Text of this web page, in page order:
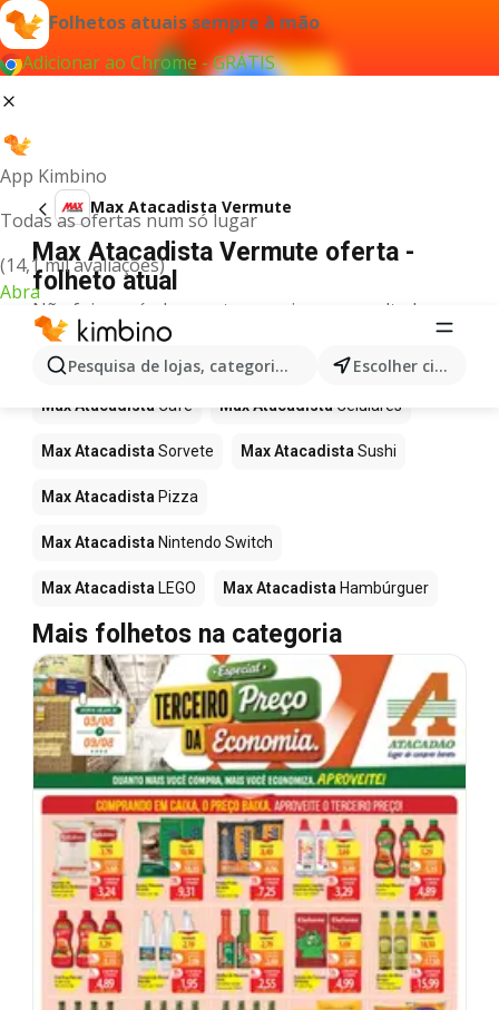
Folhetos atuais sempre à mão
Adicionar ao Chrome - GRÁTIS
App Kimbino
Todas as ofertas num só lugar
(14,1 mil avaliações)
Abra
Pesquisa de lojas, categorias,produtos... Escolher cidade
Max Atacadista Vermute
Max Atacadista Vermute oferta -
folheto atual
Não foi possível encontrar quaisquer resultados
para este termo.
Mais produtos em Max Atacadista
Max Atacadista Café Max Atacadista Celulares
Max Atacadista Sorvete Max Atacadista Sushi
Max Atacadista Pizza
Max Atacadista Nintendo Switch
Max Atacadista LEGO Max Atacadista Hambúrguer
Mais folhetos na categoria